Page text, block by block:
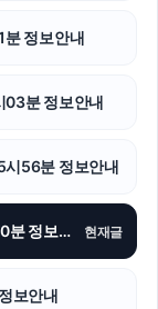
교폭력변호사
수구막힘
대폰성지
정보안내
분 정보안내
56분 정보안내
금천하수구막힘 2026년07월01일 15시50분 정보안내 현재글
보안내